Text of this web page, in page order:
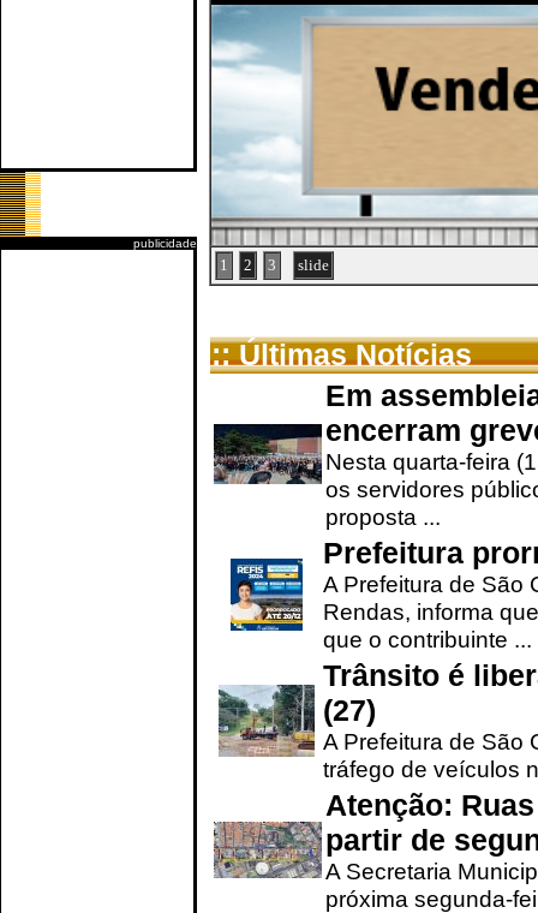
publicidade
1 2 3 slide
:: Últimas Notícias
Em
encerram
Nesta quarta-feira
os servidores
proposta ...
Prefeitura
A Prefeitura de São
Rendas, informa
que o contribuinte ...
Trânsito é
(27)
A Prefeitura de São
tráfego de veículos
Atenção:
partir de
A Secretaria
próxima segunda-